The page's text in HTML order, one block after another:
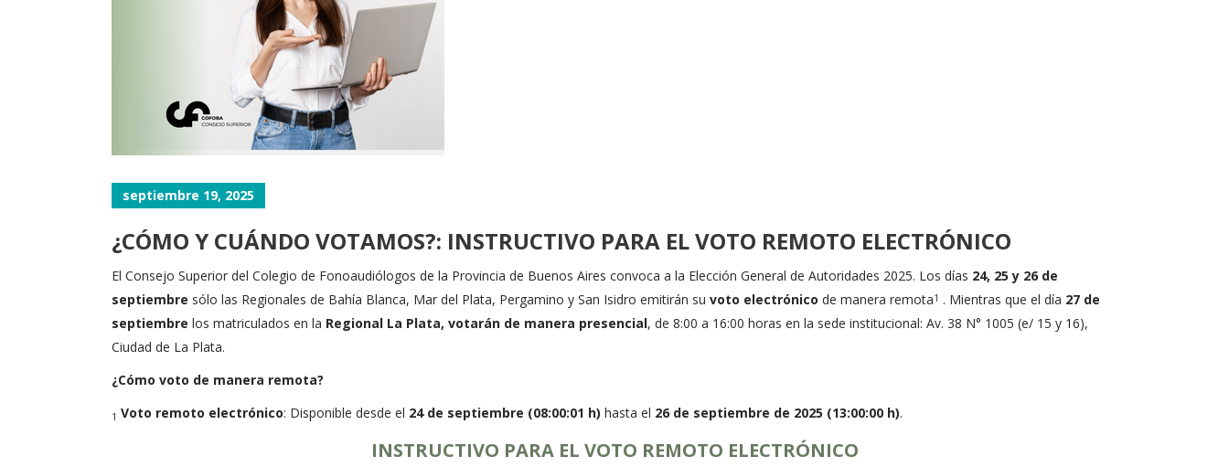
septiembre 19, 2025
¿CÓMO Y CUÁNDO VOTAMOS?: INSTRUCTIVO PARA EL VOTO REMOTO ELECTRÓNICO
El Consejo Superior del Colegio de Fonoaudiólogos de la Provincia de Buenos Aires convoca a la Elección General de Autoridades 2025. Los días 24, 25 y 26 de
septiembre sólo las Regionales de Bahía Blanca, Mar del Plata, Pergamino y San Isidro emitirán su voto electrónico de manera remota1 . Mientras que el día 27 de
septiembre los matriculados en la Regional La Plata, votarán de manera presencial, de 8:00 a 16:00 horas en la sede institucional: Av. 38 N° 1005 (e/ 15 y 16),
Ciudad de La Plata.
¿Cómo voto de manera remota?
1 Voto remoto electrónico: Disponible desde el 24 de septiembre (08:00:01 h) hasta el 26 de septiembre de 2025 (13:00:00 h).
INSTRUCTIVO PARA EL VOTO REMOTO ELECTRÓNICO